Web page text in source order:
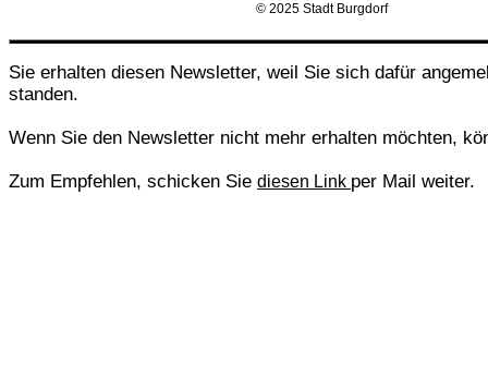
© 2025 Stadt Burgdorf
Sie erhalten diesen Newsletter, weil Sie sich dafür
standen.
Wenn Sie den Newsletter nicht mehr erhalten möchten,
Zum Empfehlen, schicken Sie diesen Link per Mail weiter.